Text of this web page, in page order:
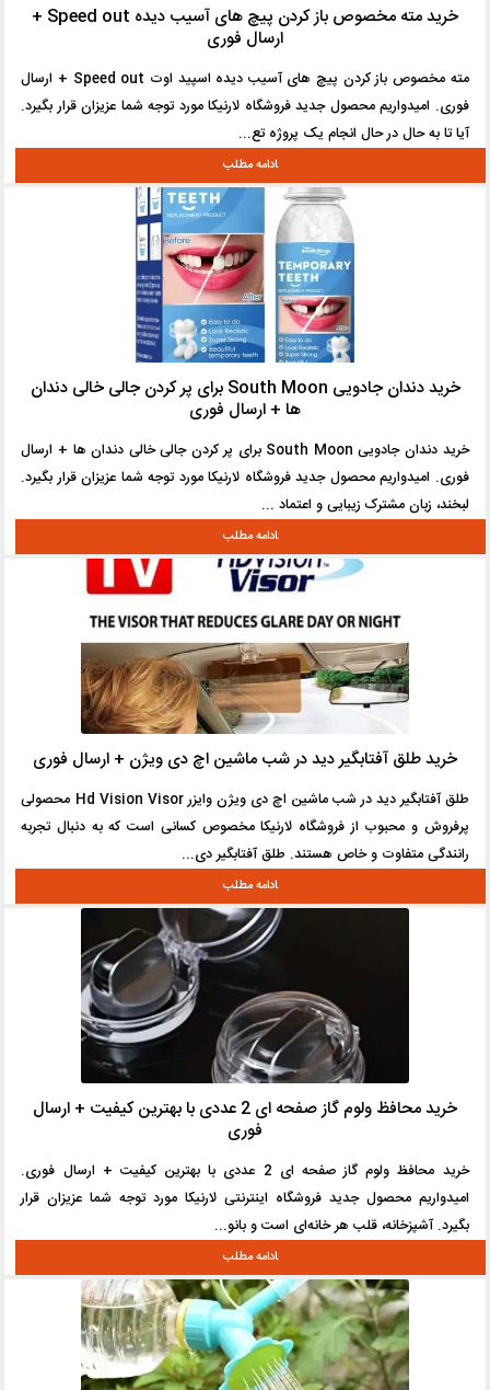
خرید مته مخصوص باز کردن پیچ های آسیب دیده Speed out +
ارسال فوری
مته مخصوص باز کردن پیچ های آسیب دیده اسپید اوت Speed out + ارسال
فوری. امیدواریم محصول جدید فروشگاه لارنیکا مورد توجه شما عزیزان قرار بگیرد.
آیا تا به حال در حال انجام یک پروژه تع...
خرید دندان جادویی South Moon برای پر کردن جالی خالی دندان
ها + ارسال فوری
خرید دندان جادویی South Moon برای پر کردن جالی خالی دندان ها + ارسال
فوری. امیدواریم محصول جدید فروشگاه لارنیکا مورد توجه شما عزیزان قرار بگیرد.
لبخند، زبان مشترک زیبایی و اعتماد ...
خرید طلق آفتابگیر دید در شب ماشین اچ دی ویژن + ارسال فوری
طلق آفتابگیر دید در شب ماشین اچ دی ویژن وایزر Hd Vision Visor محصولی
پرفروش و محبوب از فروشگاه لارنیکا مخصوص کسانی است که به دنبال تجربه
رانندگی متفاوت و خاص هستند. طلق آفتابگیر دی...
خرید محافظ ولوم گاز صفحه ای 2 عددی با بهترین کیفیت + ارسال
فوری
خرید محافظ ولوم گاز صفحه ای 2 عددی با بهترین کیفیت + ارسال فوری.
امیدواریم محصول جدید فروشگاه اینترنتی لارنیکا مورد توجه شما عزیزان قرار
بگیرد. آشپزخانه، قلب هر خانه‌ای است و بانو...